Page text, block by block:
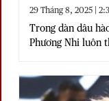
29 Tháng 8, 2025 |
Trong dàn dâu
Phương Nhi luôn